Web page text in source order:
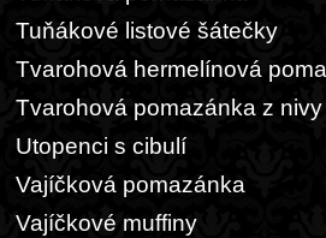
Tuňákové listové šátečky
Tvarohová hermelínová
Tvarohová pomazánka z nivy
Utopenci s cibulí
Vajíčková pomazánka
Vajíčkové muffiny